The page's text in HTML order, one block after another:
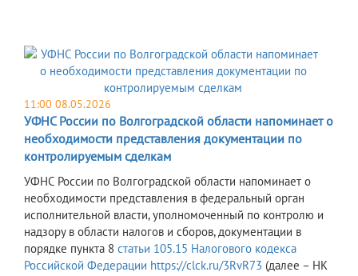
11:00 08.05.2026
УФНС России по Волгоградской области напоминает о
необходимости представления документации по
контролируемым сделкам
УФНС России по Волгоградской области напоминает о
необходимости представления в федеральный орган
исполнительной власти, уполномоченный по контролю и
надзору в области налогов и сборов, документации в
порядке пункта 8 статьи 105.15 Налогового кодекса
Российской Федерации https://clck.ru/3RvR73 (далее – НК